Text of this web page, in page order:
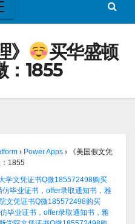
》
买华盛顿
：1855
› Power Apps ›
《美国假文凭
1855
学文凭证书Q微185572498购买
毕业证书，offer录取通知书，雅
文凭证书Q微185572498购买
毕业证书，offer录取通知书，雅